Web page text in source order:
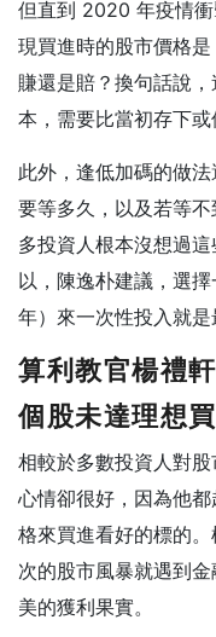
但直到 2020 年疫情
現買進時的股市價格
賺還是賠？換句話說
本，需要比當初存下或
此外，逢低加碼的做法
要等多久，以及若等
多投資人根本沒想過
以，陳逸朴建議，選
年）來一次性投入就是
算利教官楊禮軒
個股未達理想
相較於多數投資人對
心情卻很好，因為他
格來買進看好的標的
次的股市風暴就遇到
美的獲利果實。